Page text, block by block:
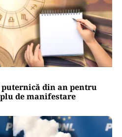
puternică din an pentru
de manifestare